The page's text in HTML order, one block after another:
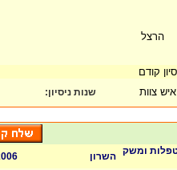
הרצל
קודם
איש צוות שנות ניסיון:
ומשק השרון